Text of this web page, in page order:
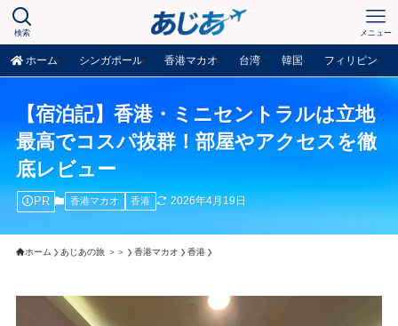
検索 メニュー
ホーム シンガポール 香港マカオ 台湾 韓国 フィリピン
【宿泊記】香港・ミニセントラルは立地
最高でコスパ抜群！部屋やアクセスを徹
底レビュー
PR 香港マカオ 香港 2026年4月19日
ホーム あじあの旅 ＞＞ 香港マカオ 香港